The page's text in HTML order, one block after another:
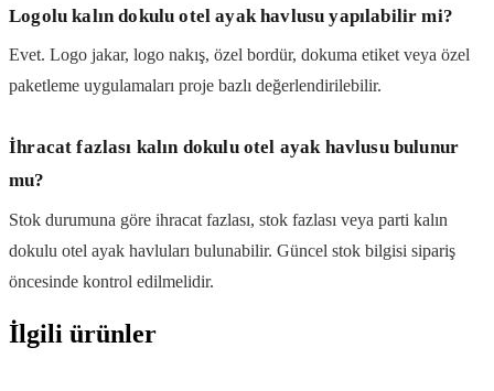
Logolu kalın dokulu otel ayak havlusu yapılabilir mi?
Evet. Logo jakar, logo nakış, özel bordür, dokuma etiket veya özel
paketleme uygulamaları proje bazlı değerlendirilebilir.
İhracat fazlası kalın dokulu otel ayak havlusu bulunur
mu?
Stok durumuna göre ihracat fazlası, stok fazlası veya parti kalın
dokulu otel ayak havluları bulunabilir. Güncel stok bilgisi sipariş
öncesinde kontrol edilmelidir.
İlgili ürünler